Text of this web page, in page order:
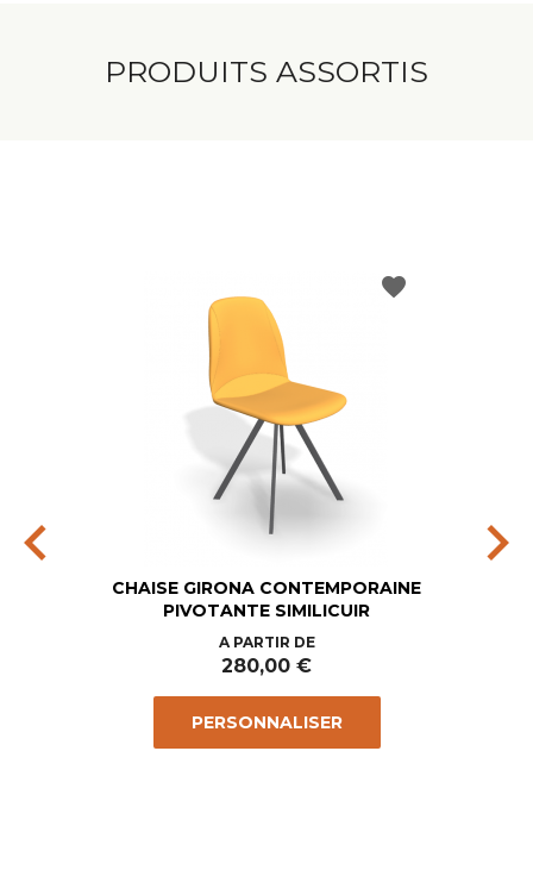
PRODUITS ASSORTIS
chevron_left
CHAISE GIRONA CONTEMPORAINE
PIVOTANTE SIMILICUIR
Prix
A PARTIR DE
280,00 €
PERSONNALISER
favorite
chevron_right